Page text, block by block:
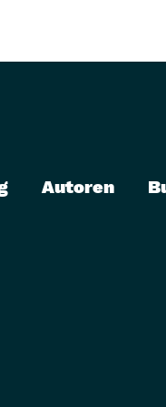
Autoren